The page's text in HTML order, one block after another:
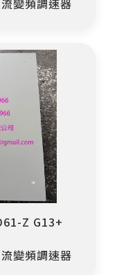
變頻調速器
Z G13+
變頻調速器